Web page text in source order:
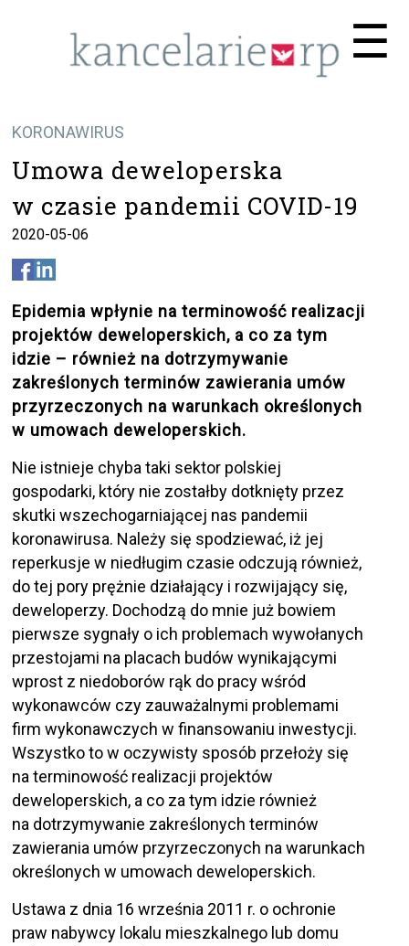
☰
KORONAWIRUS
Umowa deweloperska
w czasie pandemii COVID-19
2020-05-06
Epidemia wpłynie na terminowość realizacji
projektów deweloperskich, a co za tym
idzie – również na dotrzymywanie
zakreślonych terminów zawierania umów
przyrzeczonych na warunkach określonych
w umowach deweloperskich.
Nie istnieje chyba taki sektor polskiej
gospodarki, który nie zostałby dotknięty przez
skutki wszechogarniającej nas pandemii
koronawirusa. Należy się spodziewać, iż jej
reperkusje w niedługim czasie odczują również,
do tej pory prężnie działający i rozwijający się,
deweloperzy. Dochodzą do mnie już bowiem
pierwsze sygnały o ich problemach wywołanych
przestojami na placach budów wynikającymi
wprost z niedoborów rąk do pracy wśród
wykonawców czy zauważalnymi problemami
firm wykonawczych w finansowaniu inwestycji.
Wszystko to w oczywisty sposób przełoży się
na terminowość realizacji projektów
deweloperskich, a co za tym idzie również
na dotrzymywanie zakreślonych terminów
zawierania umów przyrzeczonych na warunkach
określonych w umowach deweloperskich.
Ustawa z dnia 16 września 2011 r. o ochronie
praw nabywcy lokalu mieszkalnego lub domu